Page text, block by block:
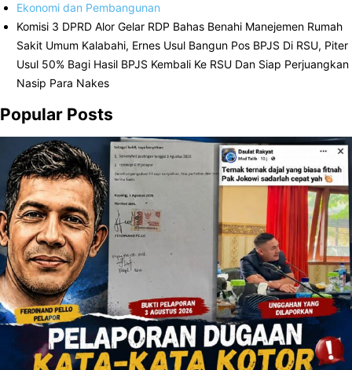
Ekonomi dan Pembangunan
Komisi 3 DPRD Alor Gelar RDP Bahas Benahi Manejemen Rumah
Sakit Umum Kalabahi, Ernes Usul Bangun Pos BPJS Di RSU, Piter
Usul 50% Bagi Hasil BPJS Kembali Ke RSU Dan Siap Perjuangkan
Nasip Para Nakes
Popular Posts